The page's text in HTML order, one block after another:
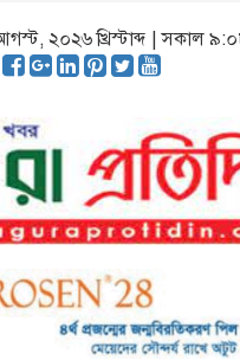
২০২৬ খ্রিস্টাব্দ | সকাল